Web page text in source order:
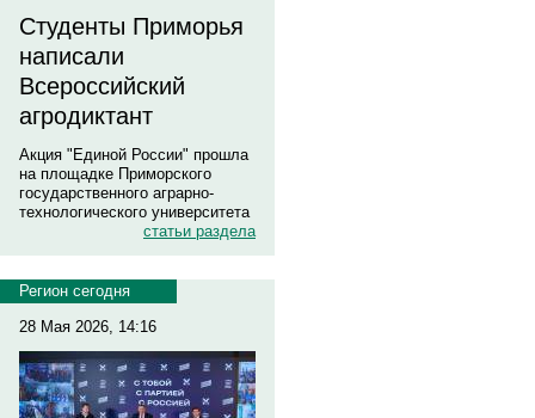
Студенты Приморья
написали
Всероссийский
агродиктант
Акция "Единой России" прошла
на площадке Приморского
государственного аграрно-
технологического университета
статьи раздела
Регион сегодня
28 Мая 2026, 14:16